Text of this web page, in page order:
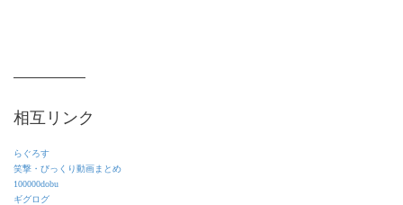
相互リンク
らぐろす
笑撃・びっくり動画まとめ
100000dobu
ギグログ